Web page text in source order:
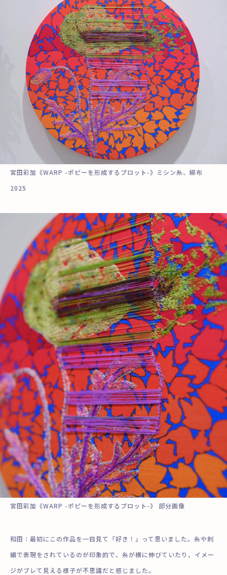
宮田彩加《WARP -ポピーを形成するプロット-》ミシン糸、綿布
2025
宮田彩加《WARP -ポピーを形成するプロット-》 部分画像
和田：最初にこの作品を一目見て「好き！」
って思いました。糸や刺
繍で表現をされているのが印象的で、糸が横に伸びていたり、イメー
ジがブレて見える様子が不思議だと感じました。